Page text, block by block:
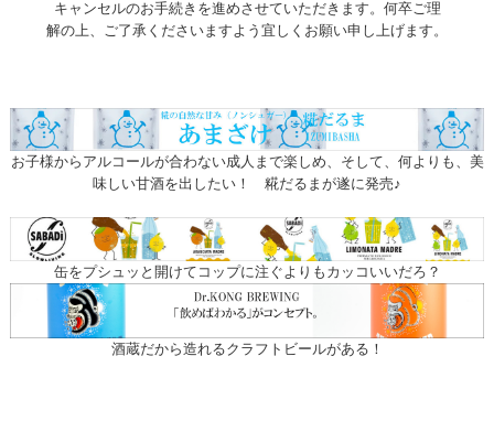
キャンセルのお手続きを進めさせていただきます。何卒ご理
解の上、ご了承くださいますよう宜しくお願い申し上げます。
お子様からアルコールが合わない成人まで楽しめ、そして、何よりも、美
味しい甘酒を出したい！ 糀だるまが遂に発売♪
缶をプシュッと開けてコップに注ぐよりもカッコいいだろ？
酒蔵だから造れるクラフトビールがある！